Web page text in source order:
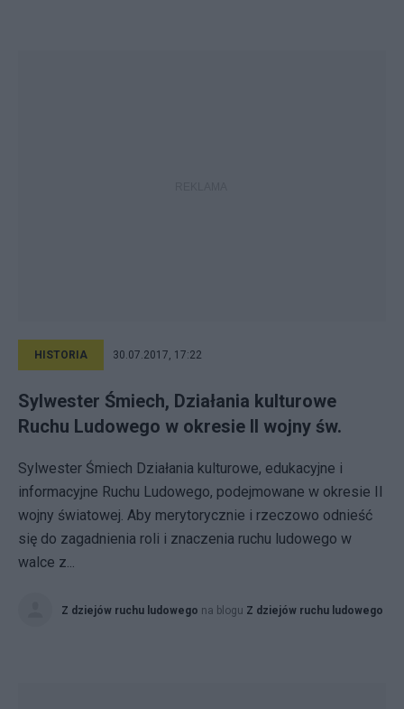
HISTORIA 30.07.2017, 17:22
Sylwester Śmiech, Działania kulturowe
Ruchu Ludowego w okresie II wojny św.
Sylwester Śmiech Działania kulturowe, edukacyjne i
informacyjne Ruchu Ludowego, podejmowane w okresie II
wojny światowej. Aby merytorycznie i rzeczowo odnieść
się do zagadnienia roli i znaczenia ruchu ludowego w
walce z...
Z dziejów ruchu ludowego na blogu Z dziejów ruchu ludowego